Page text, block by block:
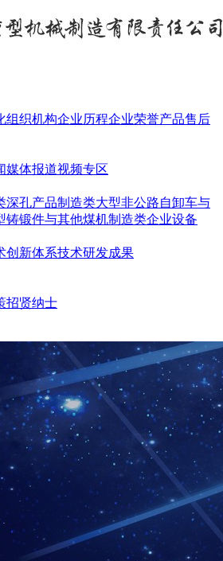
组织机构企业历程企业荣誉产品售后
媒体报道视频专区
深孔产品制造类大型非公路自卸车与
铸锻件与其他煤机制造类企业设备
创新体系技术研发成果
招贤纳士